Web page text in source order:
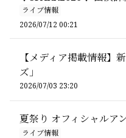
ライブ情報
2026/07/12 00:21
【メディア掲載情報】
ズ」
2026/07/03 23:20
夏祭り オフィシャルア
ライブ情報